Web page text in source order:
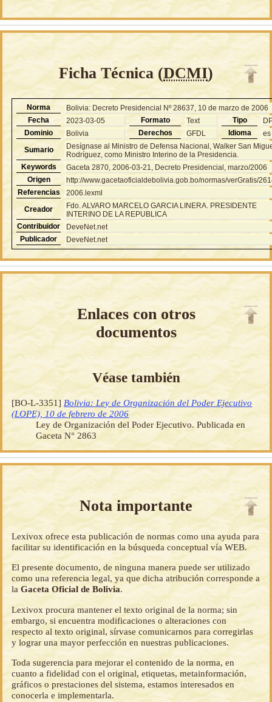
Ficha Técnica (DCMI)
Norma
Bolivia: Decreto Presidencial Nº 28637, 10 de marzo de 2006
Fecha
2023-03-05 Formato Text Tipo
Dominio
Bolivia Derechos GFDL Idioma
es
Sumario
Desígnase al Ministro de Defensa Nacional, Walker San
Rodríguez, como Ministro Interino de la Presidencia.
Keywords
Gaceta 2870, 2006-03-21, Decreto Presidencial, marzo/2006
Origen
http://www.gacetaoficialdebolivia.gob.bo/normas/verGratis/
Referencias
2006.lexml
Creador
Fdo. ALVARO MARCELO GARCIA LINERA. PRESIDENTE
INTERINO DE LA REPUBLICA
Contribuidor
DeveNet.net
Publicador
DeveNet.net
Enlaces con otros
documentos
Véase también
[BO-L-3351] Bolivia: Ley de Organización del Poder Ejecutivo
(LOPE), 10 de febrero de 2006
Ley de Organización del Poder Ejecutivo. Publicada en
Gaceta N° 2863
Nota importante
Lexivox ofrece esta publicación de normas como una ayuda para
facilitar su identificación en la búsqueda conceptual vía WEB.
El presente documento, de ninguna manera puede ser utilizado
como una referencia legal, ya que dicha atribución corresponde a
laGaceta Oficial de Bolivia.
Lexivox procura mantener el texto original de la norma; sin
embargo, si encuentra modificaciones o alteraciones con
respecto al texto original, sírvase comunicarnos para corregirlas
y lograr una mayor perfección en nuestras publicaciones.
Toda sugerencia para mejorar el contenido de la norma, en
cuanto a fidelidad con el original, etiquetas, metainformación,
gráficos o prestaciones del sistema, estamos interesados en
conocerla e implementarla.